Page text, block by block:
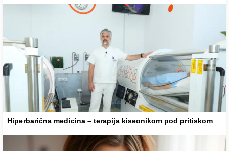
Hiperbarična medicina – terapija kiseonikom pod pritiskom